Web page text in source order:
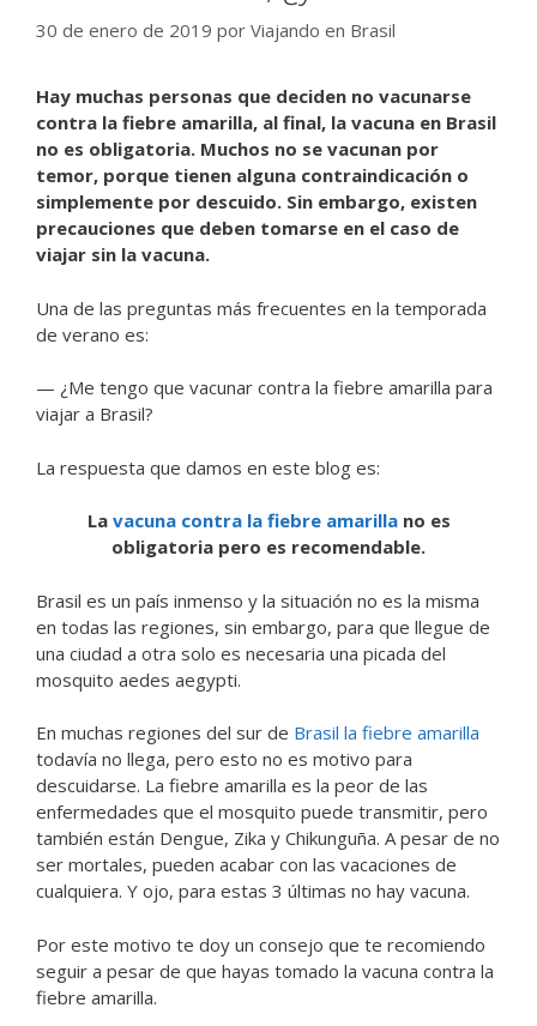
30 de enero de 2019 por Viajando en Brasil
Hay muchas personas que deciden no vacunarse
contra la fiebre amarilla, al final, la vacuna en Brasil
no es obligatoria. Muchos no se vacunan por
temor, porque tienen alguna contraindicación o
simplemente por descuido. Sin embargo, existen
precauciones que deben tomarse en el caso de
viajar sin la vacuna.
Una de las preguntas más frecuentes en la temporada
de verano es:
— ¿Me tengo que vacunar contra la fiebre amarilla para
viajar a Brasil?
La respuesta que damos en este blog es:
La vacuna contra la fiebre amarillano es
obligatoria pero es recomendable.
Brasil es un país inmenso y la situación no es la misma
en todas las regiones, sin embargo, para que llegue de
una ciudad a otra solo es necesaria una picada del
mosquito aedes aegypti.
En muchas regiones del sur de Brasil la fiebre amarilla
todavía no llega, pero esto no es motivo para
descuidarse. La fiebre amarilla es la peor de las
enfermedades que el mosquito puede transmitir, pero
también están Dengue, Zika y Chikunguña. A pesar de no
ser mortales, pueden acabar con las vacaciones de
cualquiera. Y ojo, para estas 3 últimas no hay vacuna.
Por este motivo te doy un consejo que te recomiendo
seguir a pesar de que hayas tomado la vacuna contra la
fiebre amarilla.